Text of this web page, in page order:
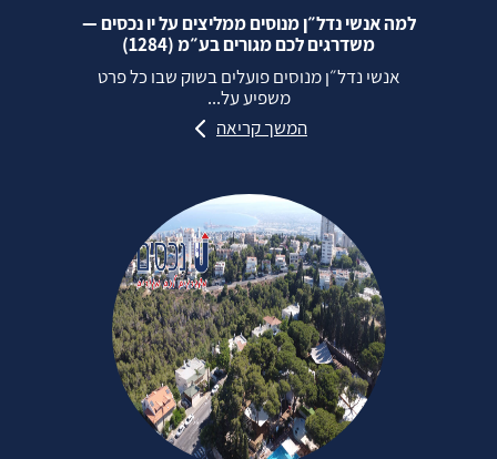
למה אנשי נדל״ן מנוסים ממליצים על יו נכסים —
משדרגים לכם מגורים בע״מ (1284)
אנשי נדל״ן מנוסים פועלים בשוק שבו כל פרט
משפיע על...
המשך קריאה